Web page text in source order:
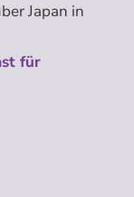
Japan in
für